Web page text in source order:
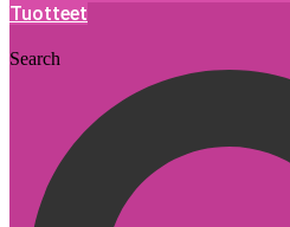
Tuotteet
Search